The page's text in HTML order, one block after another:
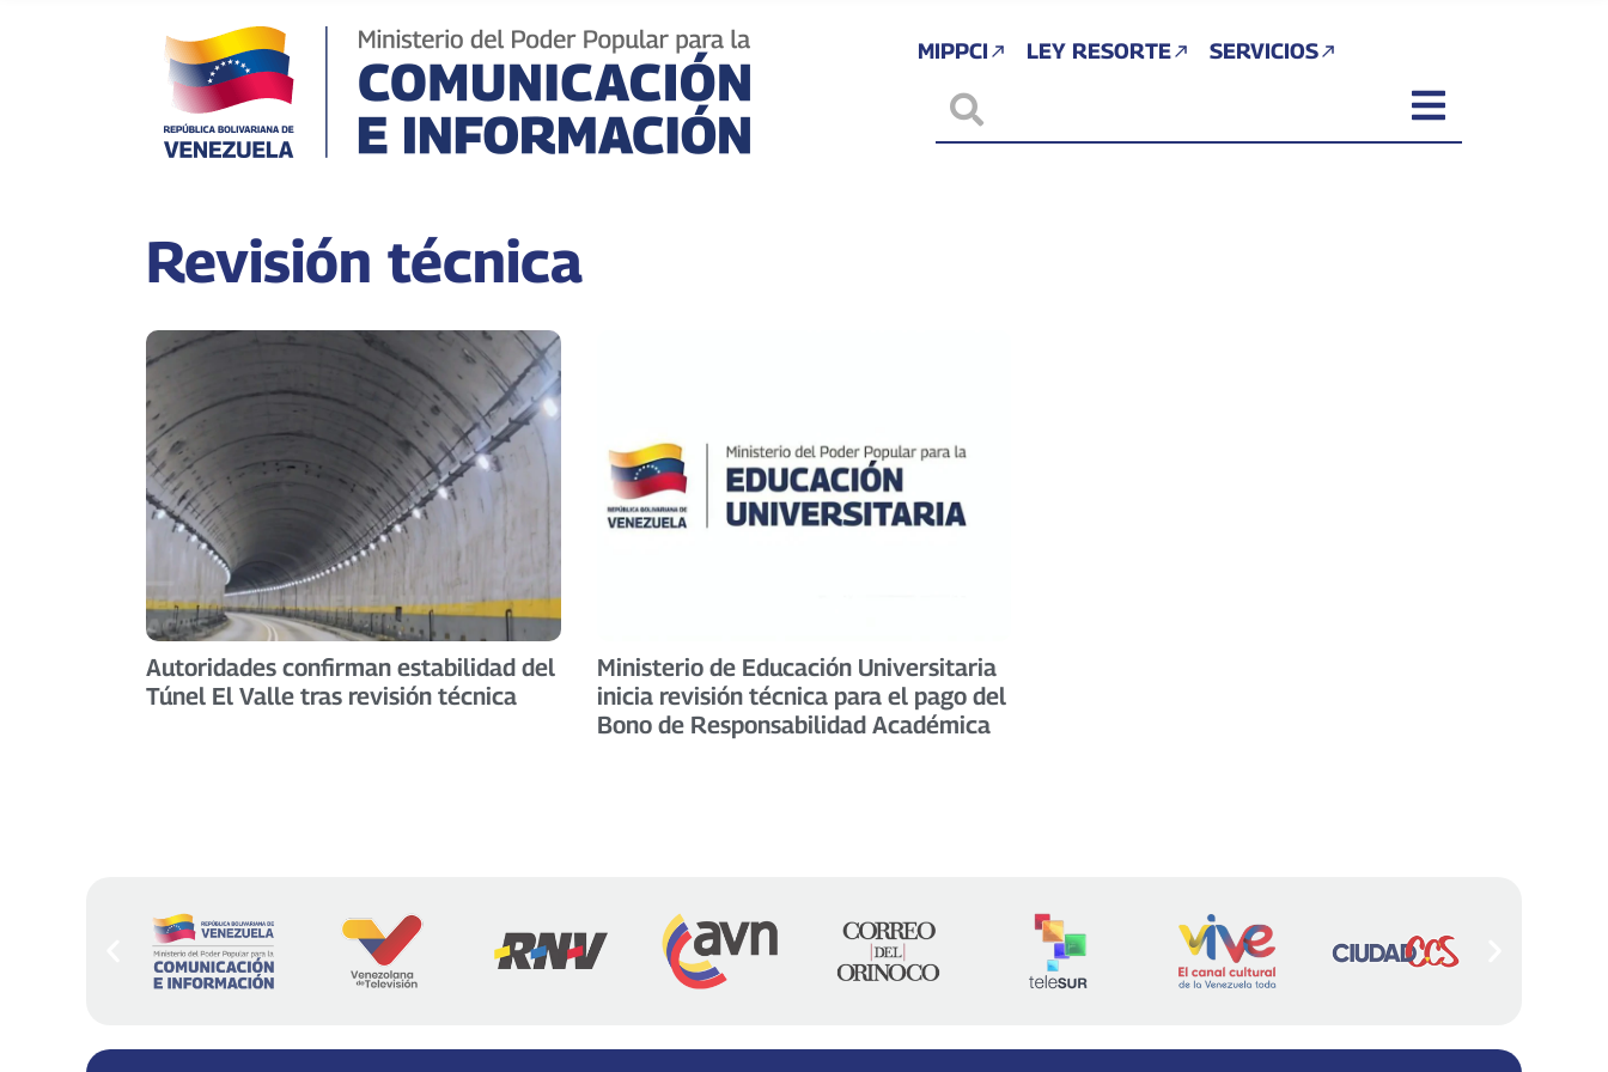
MIPPCI LEY RESORTE SERVICIOS
Revisión técnica
Autoridades confirman estabilidad del
Túnel El Valle tras revisión técnica
Ministerio de Educación Universitaria
inicia revisión técnica para el pago del
Bono de Responsabilidad Académica